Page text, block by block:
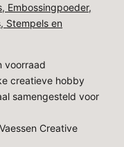
Embossingpoeder,
Stempels en
voorraad
creatieve hobby
samengesteld voor
Creative